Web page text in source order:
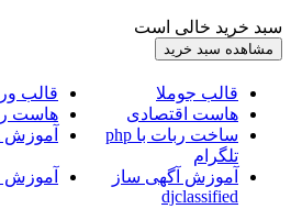
سبد خرید خالی است
قالب جوملا قالب
هاست اقتصادی
هاست
ساخت ربات با php
تلگرام
آموزش html و css
آموزش آگهی ساز
djclassified
آموزش